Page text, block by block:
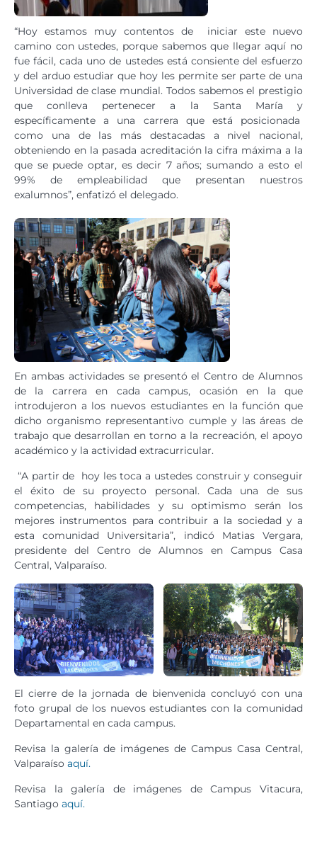
“Hoy estamos muy contentos de iniciar este nuevo
camino con ustedes, porque sabemos que llegar aquí no
fue fácil, cada uno de ustedes está consiente del esfuerzo
y del arduo estudiar que hoy les permite ser parte de una
Universidad de clase mundial. Todos sabemos el prestigio
que conlleva pertenecer a la Santa María y
específicamente a una carrera que está posicionada
como una de las más destacadas a nivel nacional,
obteniendo en la pasada acreditación la cifra máxima a la
que se puede optar, es decir 7 años; sumando a esto el
99% de empleabilidad que presentan nuestros
exalumnos”, enfatizó el delegado.
En ambas actividades se presentó el Centro de Alumnos
de la carrera en cada campus, ocasión en la que
introdujeron a los nuevos estudiantes en la función que
dicho organismo representantivo cumple y las áreas de
trabajo que desarrollan en torno a la recreación, el apoyo
académico y la actividad extracurricular.
“A partir de hoy les toca a ustedes construir y conseguir
el éxito de su proyecto personal. Cada una de sus
competencias, habilidades y su optimismo serán los
mejores instrumentos para contribuir a la sociedad y a
esta comunidad Universitaria”, indicó Matias Vergara,
presidente del Centro de Alumnos en Campus Casa
Central, Valparaíso.
El cierre de la jornada de bienvenida concluyó con una
foto grupal de los nuevos estudiantes con la comunidad
Departamental en cada campus.
Revisa la galería de imágenes de Campus Casa Central,
Valparaíso aquí.
Revisa la galería de imágenes de Campus Vitacura,
Santiago aquí.